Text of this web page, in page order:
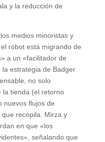
y la reducción de
medios minoristas y
robot está migrando de
a un «facilitador de
la estrategia de Badger
no solo
la tienda (el retorno
nuevos flujos de
recopila. Mirza y
en que «los
señalando que